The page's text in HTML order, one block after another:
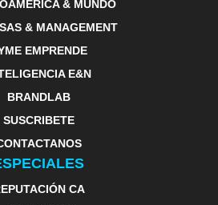
& MUNDO
& MANAGEMENT
EMPRENDE
E&N
BRANDLAB
SUSCRIBETE
CA